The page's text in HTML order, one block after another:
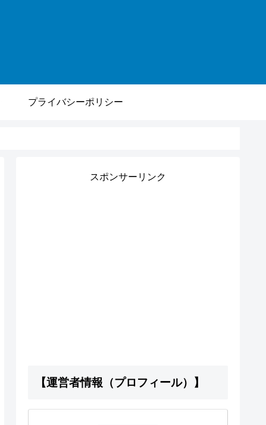
プライバシーポリシー
スポンサーリンク
【運営者情報（プロフィール）】